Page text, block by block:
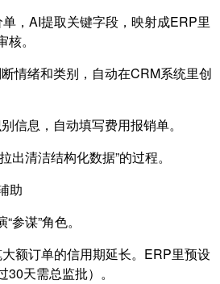
，AI提取关键字段，映射成ERP里
。
情绪和类别，自动在CRM系统里创
信息，自动填写费用报销单。
出清洁结构化数据”的过程。
助
参谋”角色。
额订单的信用期延长。ERP里预设
天需总监批）。